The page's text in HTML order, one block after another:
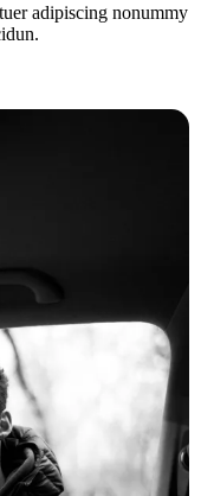
adipiscing nonummy